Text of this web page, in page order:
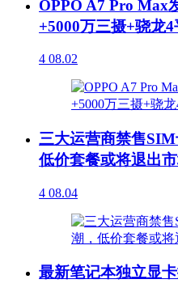
OPPO A7 Pro Max
+5000万三摄+骁龙4
4 08.02
三大运营商禁售
低价套餐或将退出
4 08.04
最新笔记本独立显